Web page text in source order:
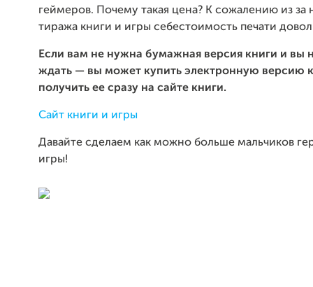
геймеров. Почему такая цена? К сожалению из за
тиража книги и игры себестоимость печати
Если вам не нужна бумажная версия книги и вы
ждать — вы может купить электронную версию
получить ее сразу на сайте книги.
Сайт книги и игры
Давайте сделаем как можно больше мальчиков
игры!